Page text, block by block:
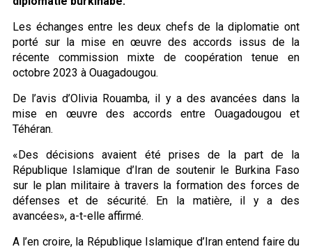
Les échanges entre les deux chefs de la diplomatie ont
porté sur la mise en œuvre des accords issus de la
récente commission mixte de coopération tenue en
octobre 2023 à Ouagadougou.
De l’avis d’Olivia Rouamba, il y a des avancées dans la
mise en œuvre des accords entre Ouagadougou et
Téhéran.
«Des décisions avaient été prises de la part de la
République Islamique d’Iran de soutenir le Burkina Faso
sur le plan militaire à travers la formation des forces de
défenses et de sécurité. En la matière, il y a des
avancées», a-t-elle affirmé.
A l’en croire, la République Islamique d’Iran entend faire du